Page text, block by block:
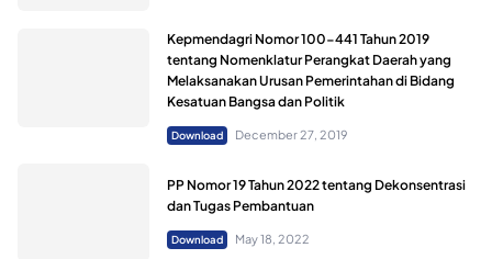
Kepmendagri Nomor 100-441 Tahun 2019
tentang Nomenklatur Perangkat Daerah yang
Melaksanakan Urusan Pemerintahan di Bidang
Kesatuan Bangsa dan Politik
Download December 27, 2019
PP Nomor 19 Tahun 2022 tentang Dekonsentrasi
dan Tugas Pembantuan
Download May 18, 2022